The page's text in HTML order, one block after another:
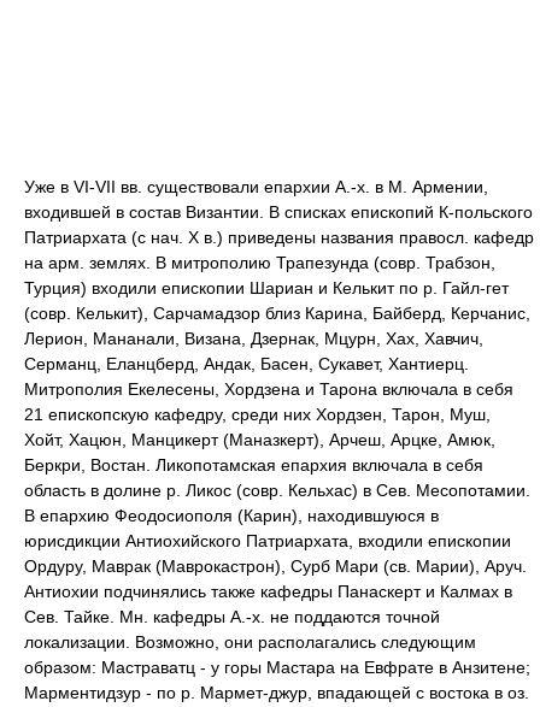
Уже в VI-VII вв. существовали епархии А.-х. в М. Армении,
входившей в состав Византии. В списках епископий К-польского
Патриархата (с нач. X в.) приведены названия правосл. кафедр
на арм. землях. В митрополию Трапезунда (совр. Трабзон,
Турция) входили епископии Шариан и Келькит по р. Гайл-гет
(совр. Келькит), Сарчамадзор близ Карина, Байберд, Керчанис,
Лерион, Мананали, Визана, Дзернак, Мцурн, Хах, Хавчич,
Серманц, Еланцберд, Андак, Басен, Сукавет, Хантиерц.
Митрополия Екелесены, Хордзена и Тарона включала в себя
21 епископскую кафедру, среди них Хордзен, Тарон, Муш,
Хойт, Хацюн, Манцикерт (Маназкерт), Арчеш, Арцке, Амюк,
Беркри, Востан. Ликопотамская епархия включала в себя
область в долине р. Ликос (совр. Кельхас) в Сев. Месопотамии.
В епархию Феодосиополя (Карин), находившуюся в
юрисдикции Антиохийского Патриархата, входили епископии
Ордуру, Маврак (Маврокастрон), Сурб Мари (св. Марии), Аруч.
Антиохии подчинялись также кафедры Панаскерт и Калмах в
Сев. Тайке. Мн. кафедры А.-х. не поддаются точной
локализации. Возможно, они располагались следующим
образом: Мастраватц - у горы Мастара на Евфрате в Анзитене;
Марментидзур - по р. Мармет-джур, впадающей с востока в оз.